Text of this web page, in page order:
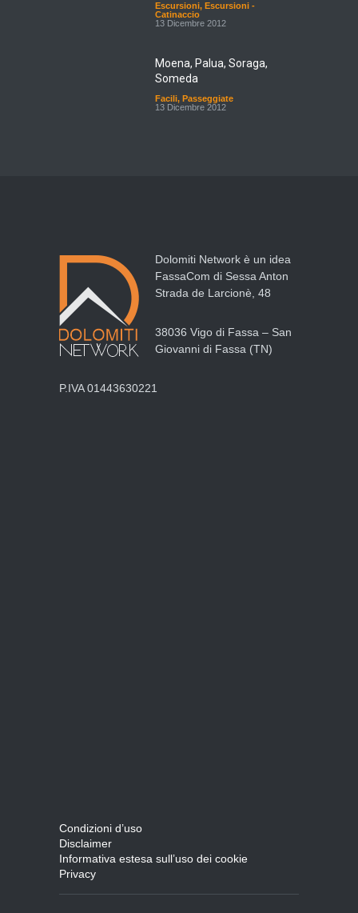
Escursioni, Escursioni -
Catinaccio
13 Dicembre 2012
Moena, Palua, Soraga,
Someda
Facili, Passeggiate
13 Dicembre 2012
Dolomiti Network è un idea
FassaCom di Sessa Anton
Strada de Larcionè, 48
38036 Vigo di Fassa – San
Giovanni di Fassa (TN)
P.IVA 01443630221
Condizioni d’uso
Disclaimer
Informativa estesa sull’uso dei cookie
Privacy